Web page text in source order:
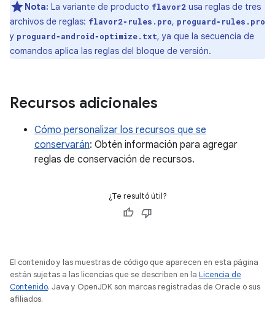
Nota: La variante de producto flavor2 usa reglas de tres
archivos de reglas: flavor2‑rules.pro, proguard‑rules.pro
y proguard‑android‑optimize.txt, ya que la secuencia de
comandos aplica las reglas del bloque de versión.
Recursos adicionales
Cómo personalizar los recursos que se
conservarán: Obtén información para agregar
reglas de conservación de recursos.
¿Te resultó útil?
El contenido y las muestras de código que aparecen en esta página
están sujetas a las licencias que se describen en la Licencia de
Contenido. Java y OpenJDK son marcas registradas de Oracle o sus
afiliados.